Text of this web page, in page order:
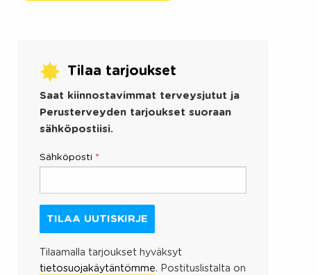
Tilaa tarjoukset
Saat kiinnostavimmat terveysjutut ja
Perusterveyden tarjoukset suoraan
sähköpostiisi.
Sähköposti *
Tilaamalla tarjoukset hyväksyt
tietosuojakäytäntömme. Postituslistalta on